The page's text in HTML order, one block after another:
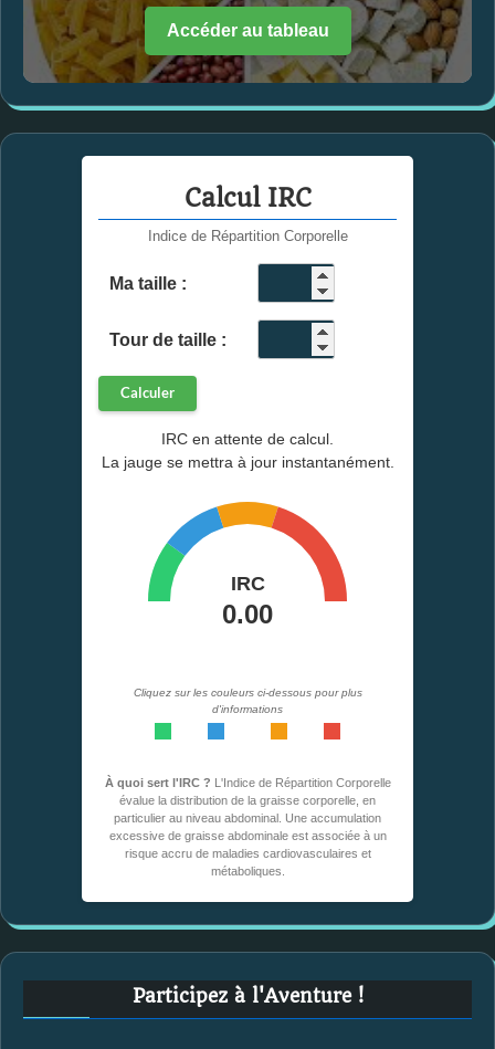
Accéder au tableau
Calcul IRC
Indice de Répartition Corporelle
Ma taille :
Tour de taille :
Calculer
IRC en attente de calcul.
La jauge se mettra à jour instantanément.
Cliquez sur les couleurs ci-dessous pour plus
d'informations
À quoi sert l'IRC ? L'Indice de Répartition Corporelle
évalue la distribution de la graisse corporelle, en
particulier au niveau abdominal. Une accumulation
excessive de graisse abdominale est associée à un
risque accru de maladies cardiovasculaires et
métaboliques.
Participez à l'Aventure !